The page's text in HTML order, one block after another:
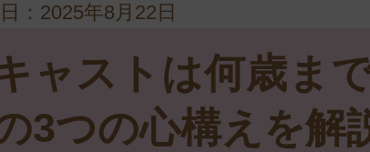
：2025年8月22日
ャストは何歳ま
3つの心構えを解